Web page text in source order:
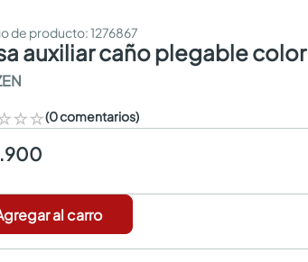
:1276867
auxiliar caño plegable color
☆☆(0 comentarios)
al carro